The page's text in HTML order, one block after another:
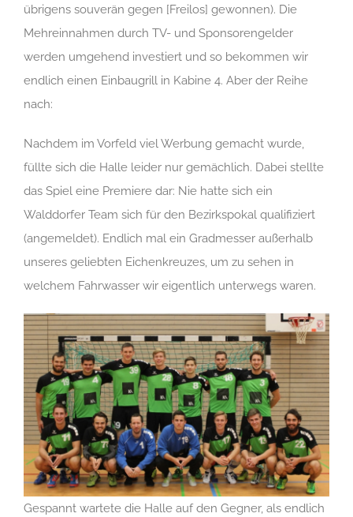
übrigens souverän gegen [Freilos] gewonnen). Die
Mehreinnahmen durch TV- und Sponsorengelder
werden umgehend investiert und so bekommen wir
endlich einen Einbaugrill in Kabine 4. Aber der Reihe
nach:
Nachdem im Vorfeld viel Werbung gemacht wurde,
füllte sich die Halle leider nur gemächlich. Dabei stellte
das Spiel eine Premiere dar: Nie hatte sich ein
Walddorfer Team sich für den Bezirkspokal qualifiziert
(angemeldet). Endlich mal ein Gradmesser außerhalb
unseres geliebten Eichenkreuzes, um zu sehen in
welchem Fahrwasser wir eigentlich unterwegs waren.
Gespannt wartete die Halle auf den Gegner, als endlich